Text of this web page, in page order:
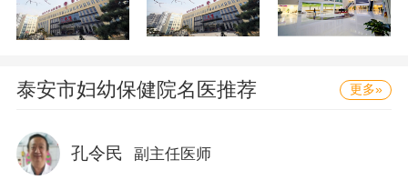
泰安市妇幼保健院名医推荐 更多»
孔令民 副主任医师